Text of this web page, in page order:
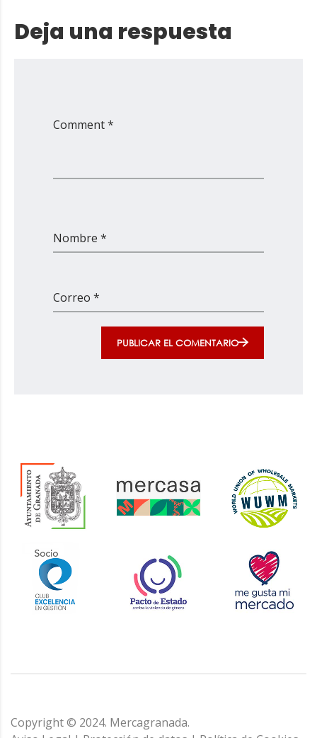
Deja una respuesta
Comment *
Nombre *
Correo *
PUBLICAR EL COMENTARIO
Copyright © 2024. Mercagranada.